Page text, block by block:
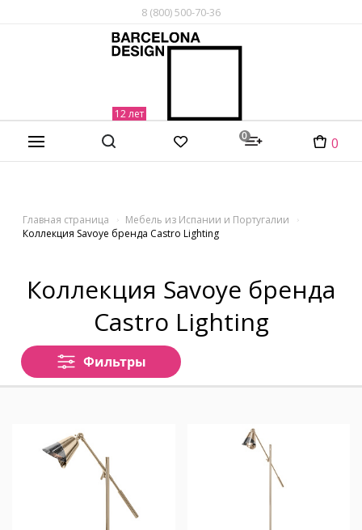
8 (800) 500-70-36
0 0
Главная страница
Мебель из Испании и Португалии
Коллекция Savoye бренда Castro Lighting
Коллекция Savoye бренда
Castro Lighting
Фильтры